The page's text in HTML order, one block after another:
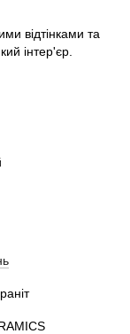
відтінками та
інтер'єр.